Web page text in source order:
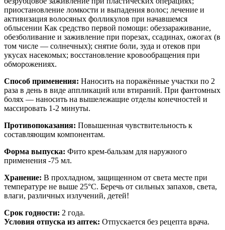
приостановление ломкости и выпадения волос; лечение и
активизация волосяных фолликулов при начавшемся
облысении Как средство первой помощи: обеззараживание,
обезболивание и заживление при порезах, ссадинах, ожогах (в
том числе — солнечных); снятие боли, зуда и отеков при
укусах насекомых; восстановление кровообращения при
обморожениях.
Способ применения: Наносить на поражённые участки по 2
раза в день в виде аппликаций или втираний. При фантомных
болях — наносить на вышележащие отделы конечностей и
массировать 1-2 минуты.
Противопоказания: Повышенная чувствительность к
составляющим компонентам.
Форма выпуска: Фито крем-бальзам для наружного
применения -75 мл.
Хранение: В прохладном, защищенном от света месте при
температуре не выше 25°C. Беречь от сильных запахов, света,
влаги, различных излучений, детей!
Срок годности: 2 года.
Условия отпуска из аптек: Отпускается без рецепта врача.